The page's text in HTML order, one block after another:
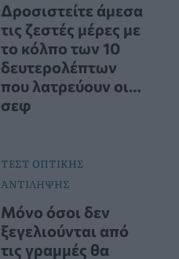
Δροσιστείτε άμεσα
τις ζεστές μέρες με
το κόλπο των 10
δευτερολέπτων
που λατρεύουν οι…
σεφ
ΤΕΣΤ ΟΠΤΙΚΗΣ
ΑΝΤΙΛΗΨΗΣ
Μόνο όσοι δεν
ξεγελιούνται από
τις γραμμές θα